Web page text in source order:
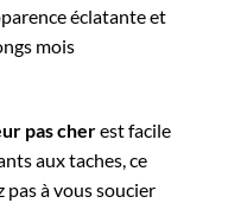
éclatante et
mois
pas cherest facile
aux taches, ce
pas à vous soucier